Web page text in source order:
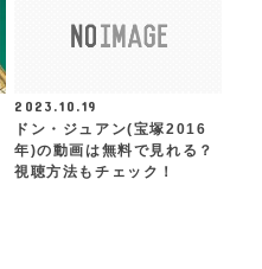
2023.10.19
ドン・ジュアン(宝塚2016
年)の動画は無料で見れる？
視聴方法もチェック！